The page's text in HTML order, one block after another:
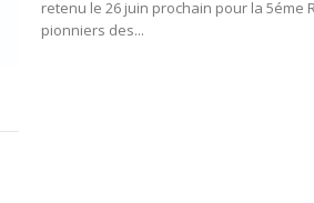
retenu le 26 juin prochain pour la 5éme
pionniers des...